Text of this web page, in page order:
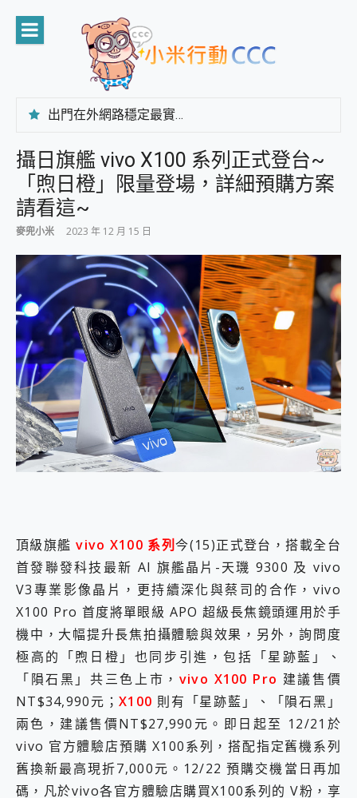
content
出門在外網路穩定最實在 「台灣大哥大」榮獲 4G/5G 在線率全球 NO.3 全台第一與全台六冠王實測心得，走到哪順到哪！
CP 值天花板~ Bongcom BS5 足球君開箱~ 短焦投影機 3千元就能擁有！ 折扣碼在這～
專為 PC上的 XBOX和掌機設計的 FireCuda X1070 SSD 固態硬碟開箱 評測
台灣製攝影機在這裡，100%全無線設計 SpotCam Solo Eco 太陽能防水雲端攝影機 SpotCam Solo 3 2.5K高畫質戶外攝影機 開箱 評測
AI 支付 一錶搞定大小事 Xiaomi Watch 5 開箱 評測
超驚艷 讓人一眼就愛上 LENOVO 聯想 Yoga Book 9 14吋 AI輕薄筆電 開箱 評測
美到讓人超想擁有 moto pad 60 系列 與 Moto | Swarovski razr 60 冰藍限定版本 開箱 評測
好用的 EaseUS Partition Master 讓您輕鬆的移除與格式化有防寫保護的隨身碟或SD卡
一鍵修復模糊影片、舊照的 AI 好幫手! VideoProc Converter AI 新版全解析 × 年末優惠，一篇全看懂
小朋友才做選擇 投影機 RGB藍牙音響 氛圍情境燈 我通通都要！ Starfish 2 幻彩膠囊投影機｜結合「 智慧投影 & 煥彩流動 」的沈浸式生活新體驗
外型超吸晴~ 給您絕佳操控體驗 GravaStar Mercury K1 系列 異星機械鍵盤與 Mercury X 系列 輕量無線電競滑鼠 開箱 評測
開箱~變身「蜘蛛人」椅子軍師！MSI MPG 491CQP QD-OLED 超寬曲面電競螢幕，多工辦公、爽度滿滿的終極桌面體驗
iPhone 17 系列 有認證的防護來囉！ imos 首家導入 UL MCV 行銷宣告驗證的手機配件品牌
DJI Osmo Pocket 3 爽爽帶回家 歡慶 EaseUS 21 週年到來，「Slogan 海報徵稿活動」好康大放送
小巧好吸不擋鏡頭 有Qi2認證的 ONPRO MagReact MXs2 5000mAh薄型磁吸無線急速行動電源 開箱 評測
自帶線的 有線無線都能充 ONPRO MagReact M5 10000mAh 5合1 磁吸無線急速行動電源 開箱 評測
飛利浦 JS7310 ⚡【電急便｜行動儲能救車電源】 可靠的旅行夥伴！帶給您優異的安全性與強大供電效能
是螢幕也是電視! 一機超多用途「MSI微星 Modern MD272UPSW 27型」 4K IPS 輕薄商用智慧聯網螢幕 開箱 評測
您的專屬AI 助手 Yoga Slim 7 Aura Edition 觸控AI筆電 開箱 評測
realme 14 Pro 超硬軍規、冰感變色實測，realme 14 5G 遊戲戰鬥值爆表，效能x娛樂全都要！
動靜皆宜「HUAWEI FreeArc」開放式耳掛耳機，無感配戴! 超穩超服貼，音質、通話也很優質
好玩好拍 vivo V50 ~ 口袋裡的 Zeiss 潮流攝影棚!
25種洗烘模式一機搞定! Roborock 衣莉莎白 H1 Neo分子篩洗脫烘 AI 滾筒洗衣機
給 MSI Claw 系列電競掌機 最完美的家 MSI Nest Docking Station 掌機專屬擴充底座 開箱 評測
B&O 精品級音響! Home+ 中嘉寬頻 SoundBox 劇院串流盒 開箱 評測
2億 APO蔡司長焦神機降臨~ vivo X200 Pro、vivo X200 就是這麼好拍
EaseUS Vocal Remover 免費線上去聲器一鍵去除人聲 人聲 音樂分離 2024 消除人聲推薦
3 個超值 MHN 飛人工具分享~~ iToolab AnyGo 魔物獵人 Now飛人 ios教學 不出門也可以到處走
Locawhere AnyTo 寶可夢飛人 AnyTo 不出門也可以飛遍全世界
攝日旗艦 vivo X100 系列正式登台~
「煦日橙」限量登場，詳細預購方案
請看這~
麥兜小米 2023 年 12 月 15 日
頂級旗艦 vivo X100 系列今(15)正式登台，搭載全台
首發聯發科技最新 AI 旗艦晶片-天璣 9300 及 vivo
V3專業影像晶片，更持續深化與蔡司的合作，vivo
X100 Pro 首度將單眼級 APO 超級長焦鏡頭運用於手
機中，大幅提升長焦拍攝體驗與效果，另外，詢問度
極高的「煦日橙」也同步引進，包括「星跡藍」、
「隕石黑」共三色上市， vivo X100 Pro 建議售價
NT$34,990元；X100 則有「星跡藍」、「隕石黑」
兩色，建議售價NT$27,990元。即日起至 12/21於
vivo 官方體驗店預購 X100系列，搭配指定舊機系列
舊換新最高現折7,000元。12/22 預購交機當日再加
碼，凡於vivo各官方體驗店購買X100系列的 V粉，享